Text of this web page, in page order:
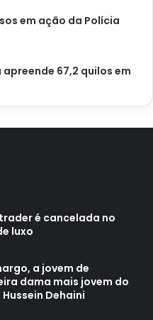
em ação da Polícia
67,2 quilos em
é cancelada no
luxo
a jovem de
dama mais jovem do
Dehaini